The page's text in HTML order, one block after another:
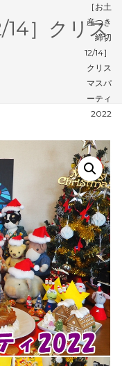
14］クリス
［お土
産つき
締切
12/14］
クリス
マスパ
ーティ
2022